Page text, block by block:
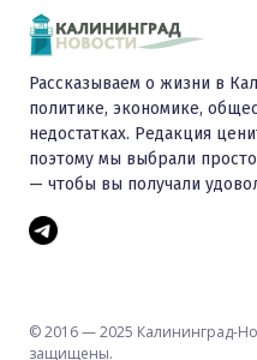
Рассказываем о жизни в
политике, экономике,
недостатках. Редакция
поэтому мы выбрали
— чтобы вы получали
© 2016 — 2025 Калининград-
защищены.